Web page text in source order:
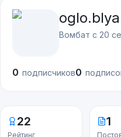
oglo.blya
Вомбат с 20
0 подписчиков0
22
Рейтинг
1